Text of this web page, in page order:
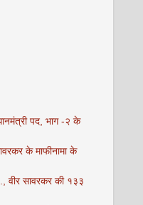
पद, भाग -२ के
के माफीनामा के
सावरकर की १३३